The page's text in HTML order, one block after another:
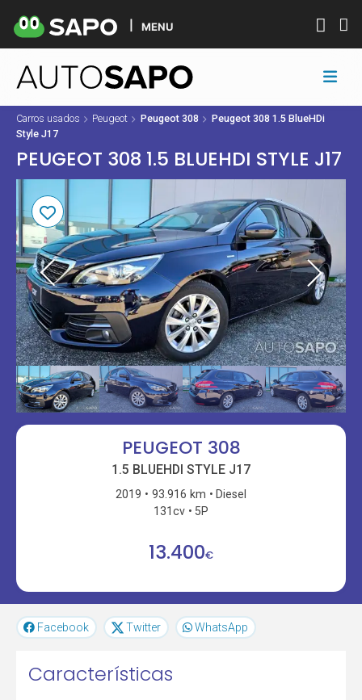
MENU
Carros usados Peugeot Peugeot 308
Peugeot 308 1.5 BlueHDi
Style J17
PEUGEOT 308 1.5 BLUEHDI STYLE J17
PEUGEOT 308
1.5 BLUEHDI STYLE J17
2019 93.916 km
Diesel
131cv
5P
13.400€
Facebook Twitter WhatsApp
Características